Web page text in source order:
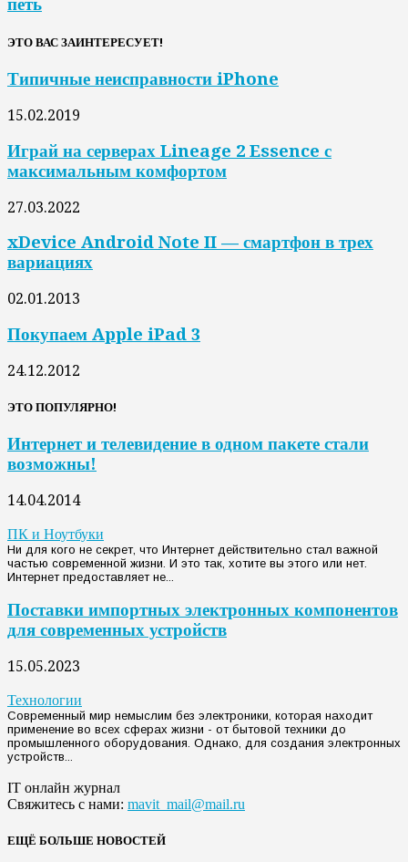
петь
ЭТО ВАС ЗАИНТЕРЕСУЕТ!
Типичные неисправности iPhone
15.02.2019
Играй на серверах Lineage 2 Essence с
максимальным комфортом
27.03.2022
xDevice Android Note II — смартфон в трех
вариациях
02.01.2013
Покупаем Apple iPad 3
24.12.2012
ЭТО ПОПУЛЯРНО!
Интернет и телевидение в одном пакете стали
возможны!
14.04.2014
ПК и Ноутбуки
Ни для кого не секрет, что Интернет действительно стал важной
частью современной жизни. И это так, хотите вы этого или нет.
Интернет предоставляет не...
Поставки импортных электронных компонентов
для современных устройств
15.05.2023
Технологии
Современный мир немыслим без электроники, которая находит
применение во всех сферах жизни - от бытовой техники до
промышленного оборудования. Однако, для создания электронных
устройств...
IT онлайн журнал
Свяжитесь с нами: mavit_mail@mail.ru
ЕЩЁ БОЛЬШЕ НОВОСТЕЙ